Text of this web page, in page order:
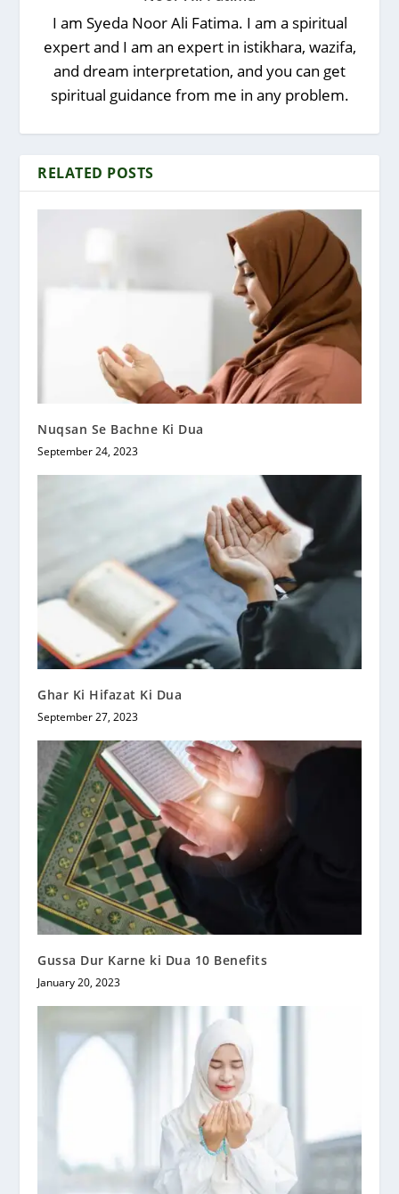
I am Syeda Noor Ali Fatima. I am a spiritual
expert and I am an expert in istikhara, wazifa,
and dream interpretation, and you can get
spiritual guidance from me in any problem.
RELATED POSTS
Nuqsan Se Bachne Ki Dua
September 24, 2023
Ghar Ki Hifazat Ki Dua
September 27, 2023
Gussa Dur Karne ki Dua 10 Benefits
January 20, 2023